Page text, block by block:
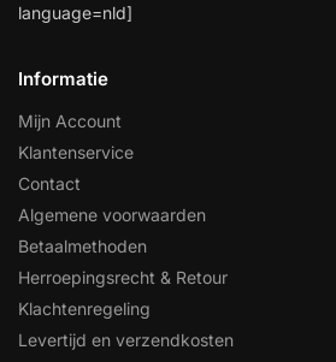
language=nld]
Informatie
Mijn Account
Klantenservice
Contact
Algemene voorwaarden
Betaalmethoden
Herroepingsrecht & Retour
Klachtenregeling
Levertijd en verzendkosten